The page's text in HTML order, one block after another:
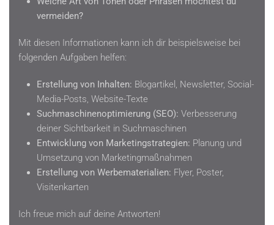
vermeiden?
Mit diesen Informationen kann ich dir beispielsweise bei
folgenden Aufgaben helfen:
Erstellung von Inhalten: Blogartikel, Newsletter, Social-
Media-Posts, Website-Texte
Suchmaschinenoptimierung (SEO): Verbesserung
deiner Sichtbarkeit in Suchmaschinen
Entwicklung von Marketingstrategien: Planung und
Umsetzung von Marketingmaßnahmen
Erstellung von Werbematerialien: Flyer, Poster,
Visitenkarten
Ich freue mich auf deine Antworten!